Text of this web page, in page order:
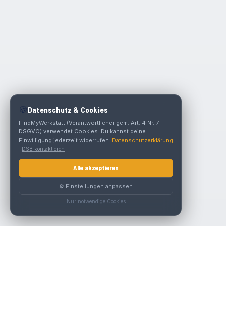
🍪 Datenschutz & Cookies
FindMyWerkstatt (Verantwortlicher gem. Art. 4 Nr. 7
DSGVO) verwendet Cookies. Du kannst deine
Einwilligung jederzeit widerrufen. Datenschutzerklärung
· DSB kontaktieren
Alle akzeptieren
⚙️ Einstellungen anpassen
Nur notwendige Cookies